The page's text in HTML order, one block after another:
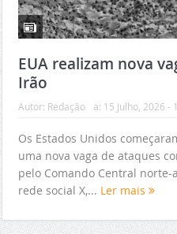
EUA realizam nova
Irão
Autor: Redação a: 15 Julho, 2026 -
Os Estados Unidos
uma nova vaga de ataques
pelo Comando Central norte-
rede social X,... Ler mais